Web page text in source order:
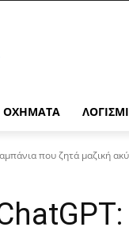
ΟΧΉΜΑΤΑ
που ζητά μαζική